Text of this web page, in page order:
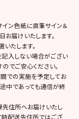
ン色紙に直筆サイン＆
お届けいたします。
たします。
記入しない場合がござい
でご安心ください。
での実施を予定してお
中であっても通信が終
住所へお届けいたし
時配送先住所ではござ